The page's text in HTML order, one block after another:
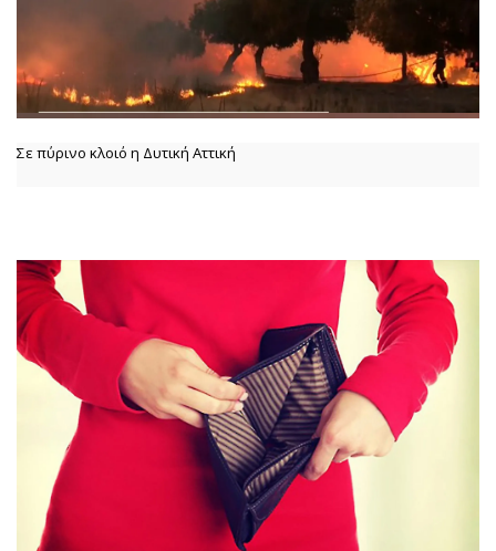
Σε πύρινο κλοιό η Δυτική Αττική